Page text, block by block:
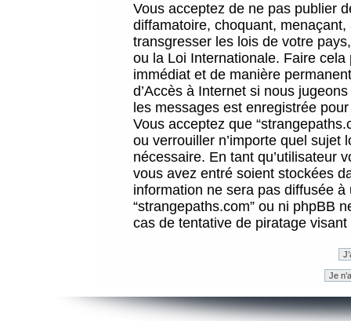
Vous acceptez de ne pas publier
diffamatoire, choquant,
transgresser les lois de votre
ou la Loi Internationale. Faire
immédiat et de manière
d’Accès à Internet si nous
les messages est enregistrée
Vous acceptez que
ou verrouiller n’importe quel sujet
nécessaire. En tant qu’utilisateur
vous avez entré soient stockées
information ne sera pas diffusée
“strangepaths.com” ou ni phpBB
cas de tentative de piratage